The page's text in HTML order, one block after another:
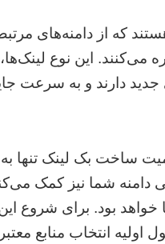
که از دامنه‌های مرتبط،
این نوع
دارند و به سرعت
ساخت بک لینک تنها
دامنه شما نیز کمک
بود. برای شروع این
انتخاب منابع